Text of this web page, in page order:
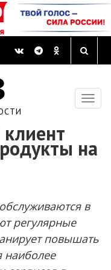
на
в
регулярные
повышать
наиболее